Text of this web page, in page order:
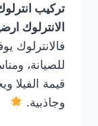
تركيب
الانترلوك
فالانترلوك
للصيانة،
قيمة الفيلا
وجاذبية.